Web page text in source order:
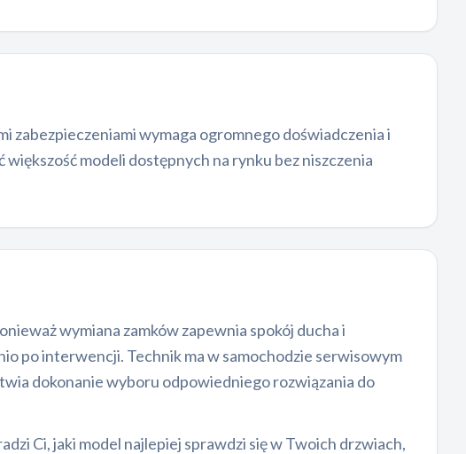
zabezpieczeniami wymaga ogromnego doświadczenia i
modeli dostępnych na rynku bez niszczenia
wymiana zamków zapewnia spokój ducha i
po interwencji. Technik ma w samochodzie serwisowym
dokonanie wyboru odpowiedniego rozwiązania do
Ci, jaki model najlepiej sprawdzi się w Twoich drzwiach,